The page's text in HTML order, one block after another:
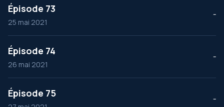
Épisode 73
25 mai 2021
--
Épisode 74
26 mai 2021
--
Épisode 75 --